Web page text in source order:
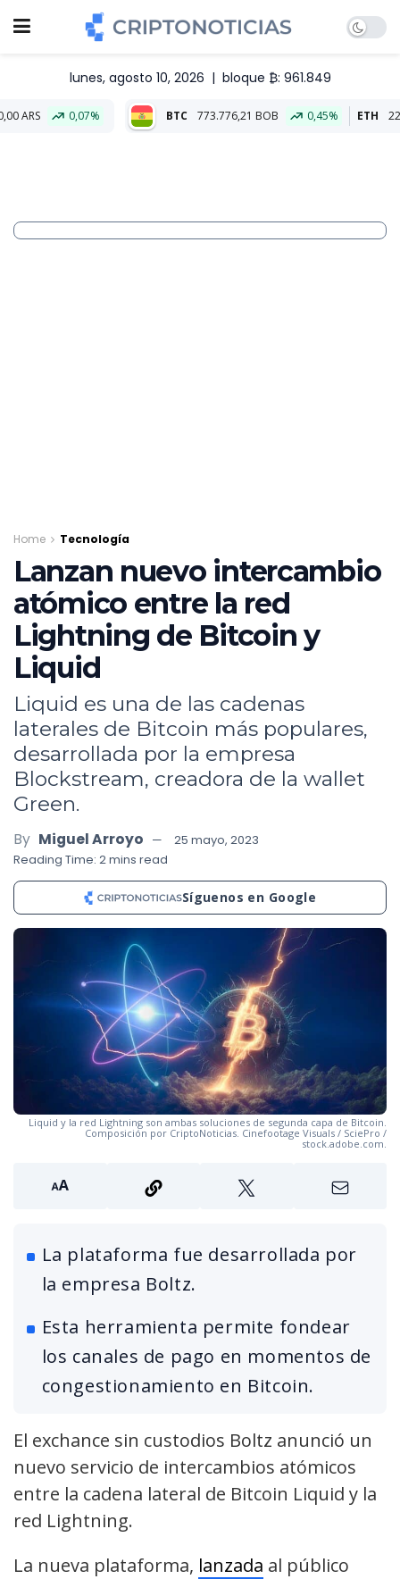
lunes, agosto 10, 2026 | bloque ₿: 961.849
0,07% 773.776,21 BOB 0,45% ETH 22.891,31 BOB
Home Tecnología
Lanzan nuevo intercambio
atómico entre la red
Lightning de Bitcoin y
Liquid
Liquid es una de las cadenas
laterales de Bitcoin más populares,
desarrollada por la empresa
Blockstream, creadora de la wallet
Green.
By Miguel Arroyo
25 mayo, 2023
Reading Time: 2 mins read
Síguenos en Google
Liquid y la red Lightning son ambas soluciones de segunda capa de Bitcoin.
Composición por CriptoNoticias. Cinefootage Visuals / SciePro /
stock.adobe.com.
La plataforma fue desarrollada por
la empresa Boltz.
Esta herramienta permite fondear
los canales de pago en momentos de
congestionamiento en Bitcoin.
El exchance sin custodios Boltz anunció un
nuevo servicio de intercambios atómicos
entre la cadena lateral de Bitcoin Liquid y la
red Lightning.
La nueva plataforma, lanzada al público